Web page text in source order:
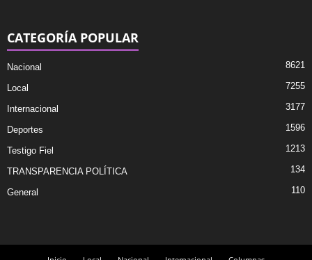
CATEGORÍA POPULAR
Nacional 8621
Local 7255
Internacional 3177
Deportes 1596
Testigo Fiel 1213
TRANSPARENCIA POLÍTICA 134
General 110